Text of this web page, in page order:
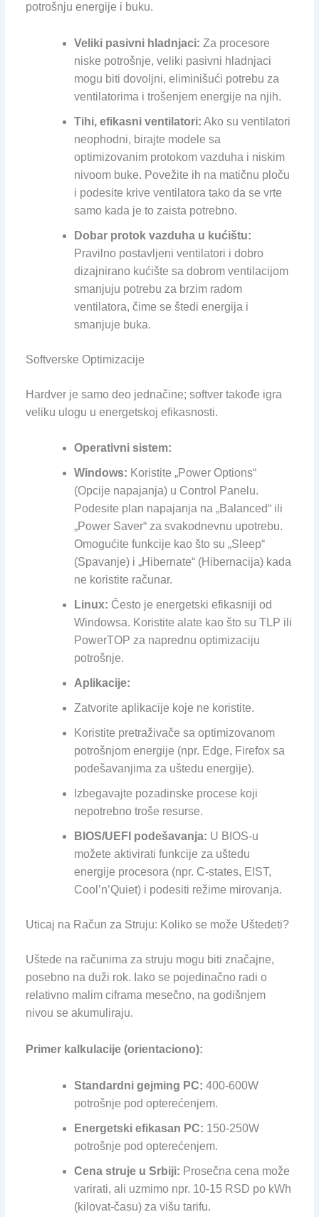
potrošnju energije i buku.
Veliki pasivni hladnjaci: Za procesore
niske potrošnje, veliki pasivni hladnjaci
mogu biti dovoljni, eliminišući potrebu za
ventilatorima i trošenjem energije na njih.
Tihi, efikasni ventilatori: Ako su ventilatori
neophodni, birajte modele sa
optimizovanim protokom vazduha i niskim
nivoom buke. Povežite ih na matičnu ploču
i podesite krive ventilatora tako da se vrte
samo kada je to zaista potrebno.
Dobar protok vazduha u kućištu:
Pravilno postavljeni ventilatori i dobro
dizajnirano kućište sa dobrom ventilacijom
smanjuju potrebu za brzim radom
ventilatora, čime se štedi energija i
smanjuje buka.
Softverske Optimizacije
Hardver je samo deo jednačine; softver takođe igra
veliku ulogu u energetskoj efikasnosti.
Operativni sistem:
Windows: Koristite „Power Options“
(Opcije napajanja) u Control Panelu.
Podesite plan napajanja na „Balanced“ ili
„Power Saver“ za svakodnevnu upotrebu.
Omogućite funkcije kao što su „Sleep“
(Spavanje) i „Hibernate“ (Hibernacija) kada
ne koristite računar.
Linux: Često je energetski efikasniji od
Windowsa. Koristite alate kao što su TLP ili
PowerTOP za naprednu optimizaciju
potrošnje.
Aplikacije:
Zatvorite aplikacije koje ne koristite.
Koristite pretraživače sa optimizovanom
potrošnjom energije (npr. Edge, Firefox sa
podešavanjima za uštedu energije).
Izbegavajte pozadinske procese koji
nepotrebno troše resurse.
BIOS/UEFI podešavanja: U BIOS-u
možete aktivirati funkcije za uštedu
energije procesora (npr. C-states, EIST,
Cool’n’Quiet) i podesiti režime mirovanja.
Uticaj na Račun za Struju: Koliko se može Uštedeti?
Uštede na računima za struju mogu biti značajne,
posebno na duži rok. Iako se pojedinačno radi o
relativno malim ciframa mesečno, na godišnjem
nivou se akumuliraju.
Primer kalkulacije (orientaciono):
Standardni gejming PC: 400-600W
potrošnje pod opterećenjem.
Energetski efikasan PC: 150-250W
potrošnje pod opterećenjem.
Cena struje u Srbiji: Prosečna cena može
varirati, ali uzmimo npr. 10-15 RSD po kWh
(kilovat-času) za višu tarifu.